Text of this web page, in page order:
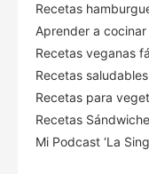
Recetas
Aprender a
Recetas veganas
Recetas
Recetas para
Recetas
Mi Podcast ‘La